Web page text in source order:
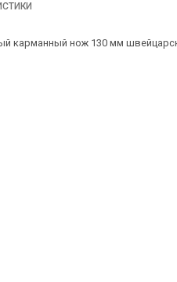
карманный нож 130 мм